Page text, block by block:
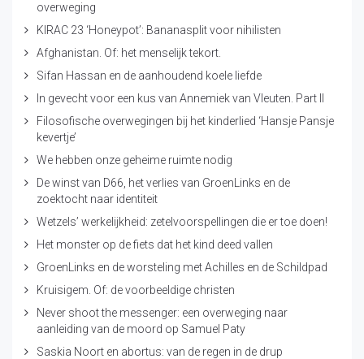
overweging
KIRAC 23 ‘Honeypot’: Bananasplit voor nihilisten
Afghanistan. Of: het menselijk tekort.
Sifan Hassan en de aanhoudend koele liefde
In gevecht voor een kus van Annemiek van Vleuten. Part II
Filosofische overwegingen bij het kinderlied ‘Hansje Pansje
kevertje’
We hebben onze geheime ruimte nodig
De winst van D66, het verlies van GroenLinks en de
zoektocht naar identiteit
Wetzels’ werkelijkheid: zetelvoorspellingen die er toe doen!
Het monster op de fiets dat het kind deed vallen
GroenLinks en de worsteling met Achilles en de Schildpad
Kruisigem. Of: de voorbeeldige christen
Never shoot the messenger: een overweging naar
aanleiding van de moord op Samuel Paty
Saskia Noort en abortus: van de regen in de drup